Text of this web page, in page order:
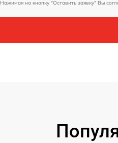
Нажимая на кнопку "Оставить заявку" Вы